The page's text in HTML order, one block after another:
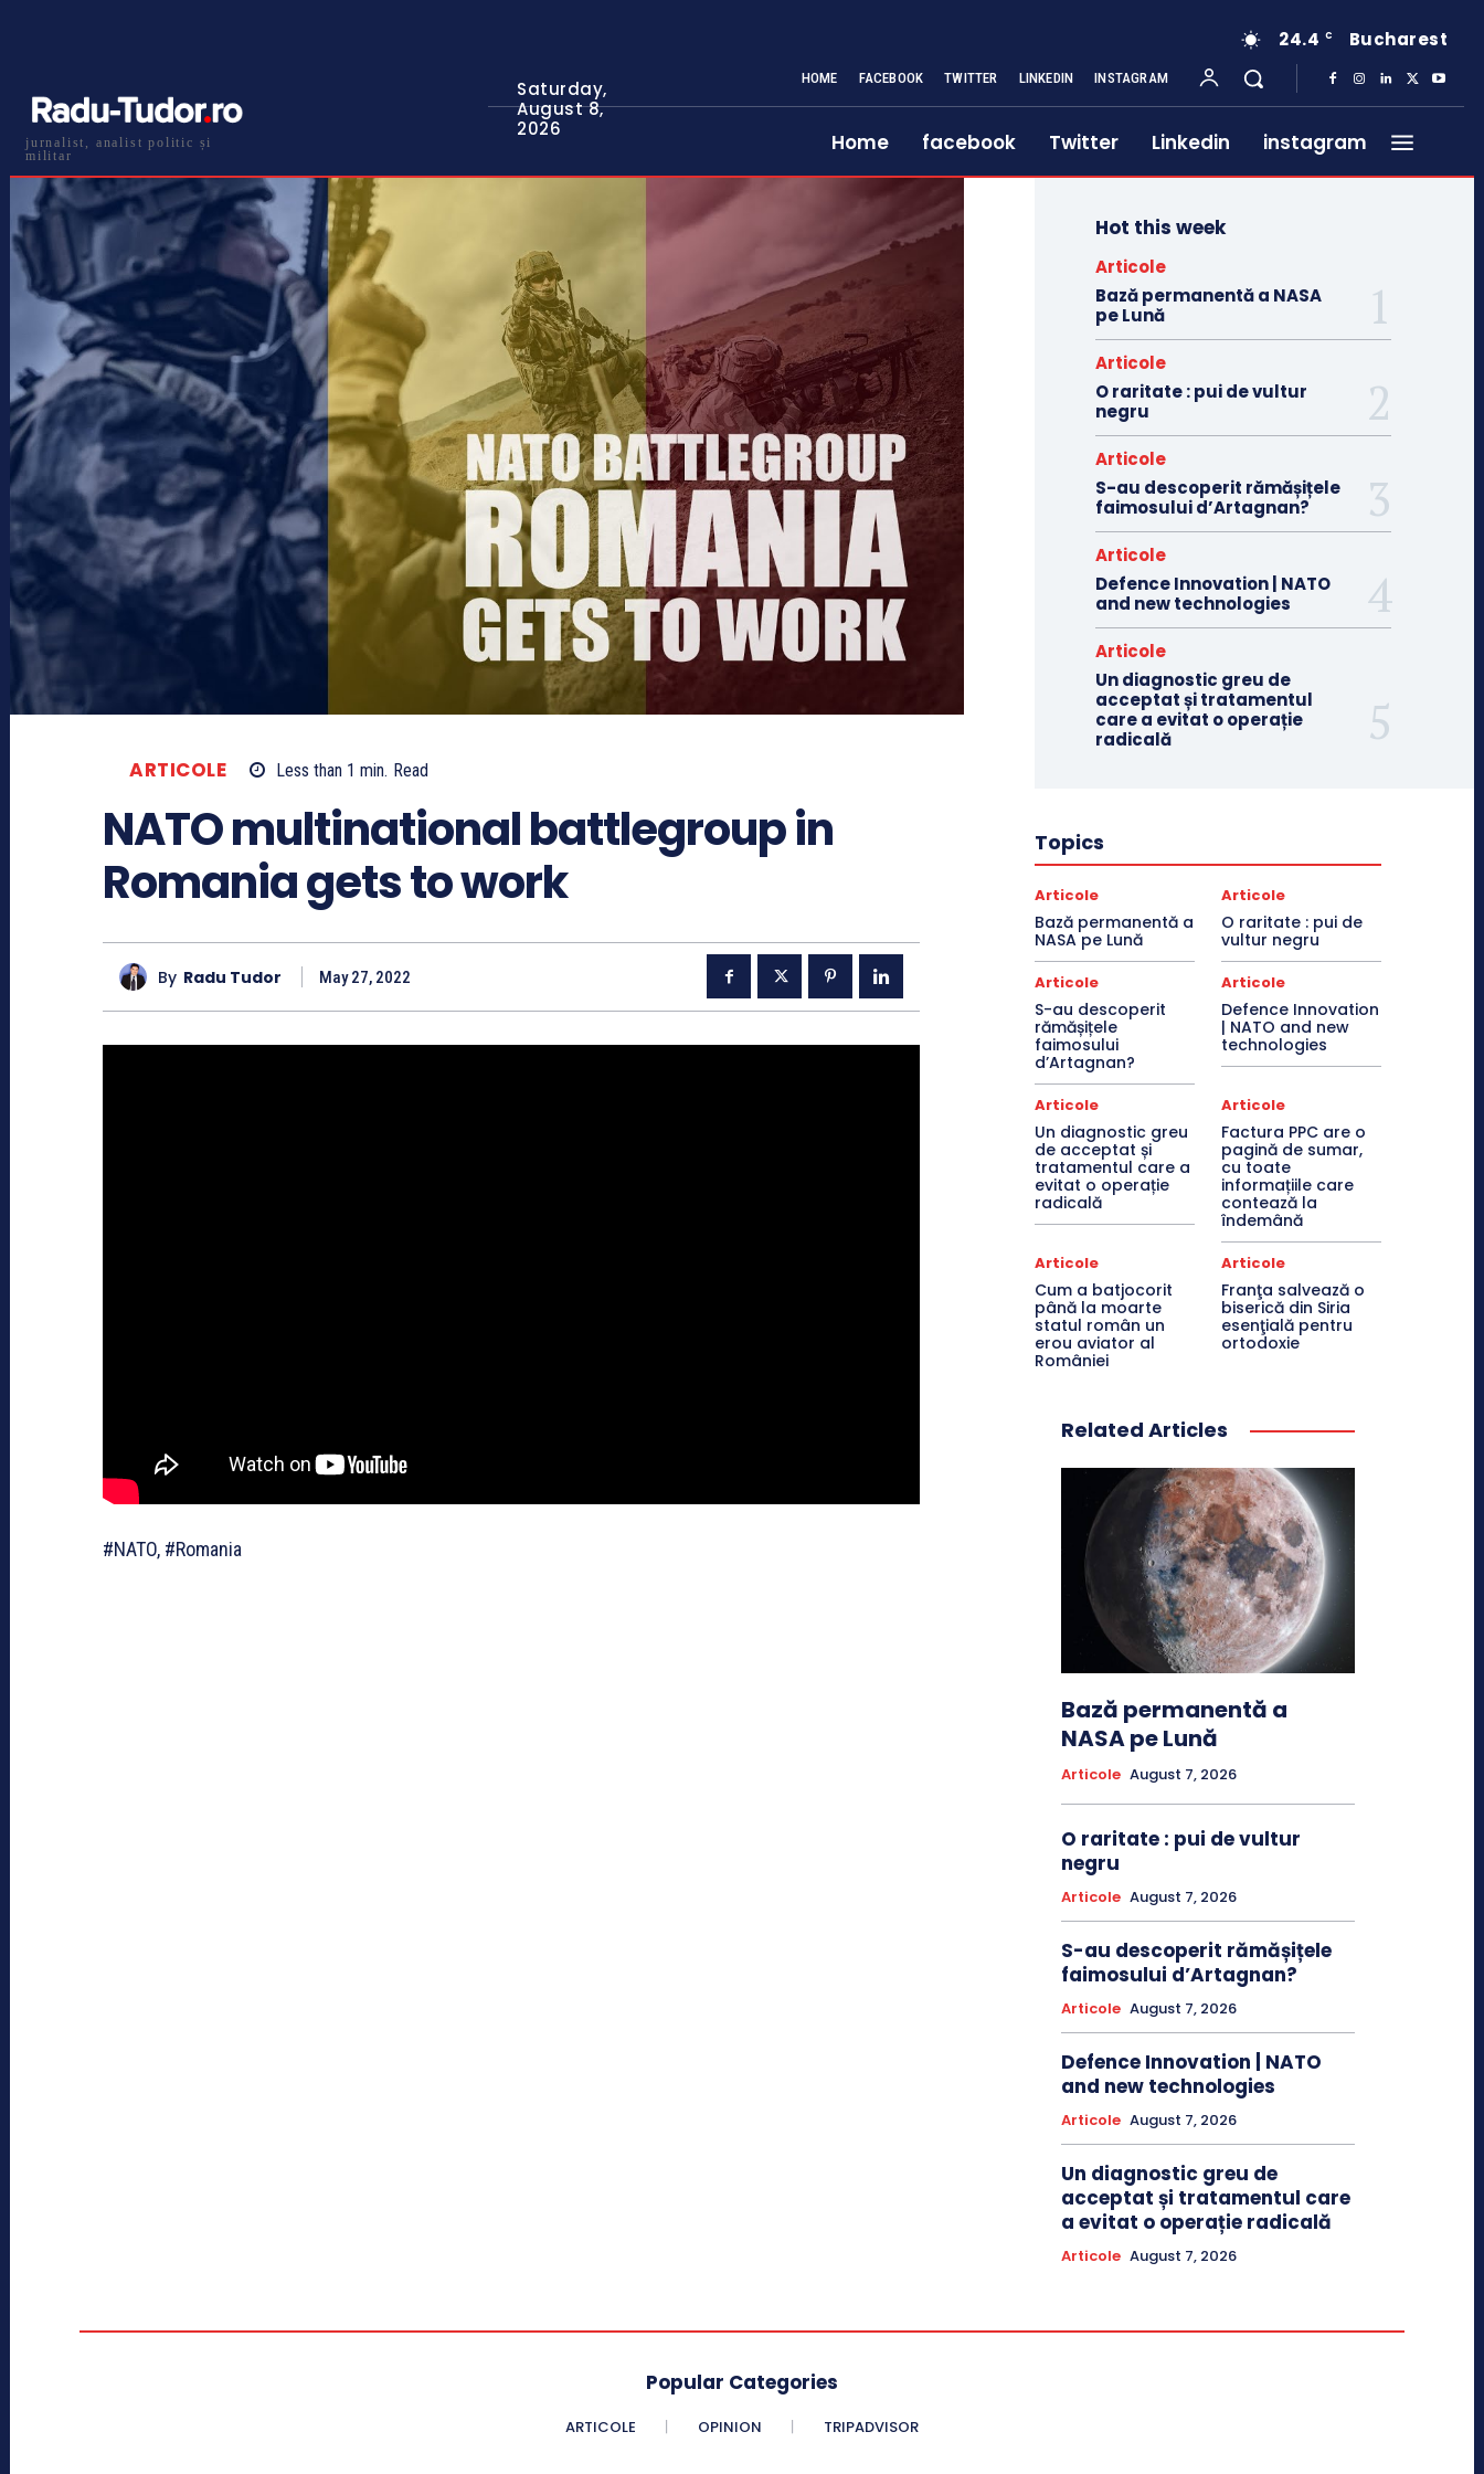
jurnalist, analist politic și
militar
Saturday,
August 8,
2026
24.4 C Bucharest
HOME FACEBOOK TWITTER LINKEDIN INSTAGRAM
Home facebook Twitter Linkedin instagram
ARTICOLE Less than 1 min. Read
NATO multinational battlegroup in
Romania gets to work
By Radu Tudor May 27, 2022
#NATO, #Romania
Hot this week
Articole
Bază permanentă a NASA
pe Lună
Articole
O raritate : pui de vultur
negru
Articole
S-au descoperit rămășițele
faimosului d’Artagnan?
Articole
Defence Innovation | NATO
and new technologies
Articole
Un diagnostic greu de
acceptat și tratamentul
care a evitat o operație
radicală
Topics
Articole
Bază permanentă a
NASA pe Lună
Articole
O raritate : pui de
vultur negru
Articole
S-au descoperit
rămășițele
faimosului
d’Artagnan?
Articole
Defence Innovation
| NATO and new
technologies
Articole
Un diagnostic greu
de acceptat și
tratamentul care a
evitat o operație
radicală
Articole
Factura PPC are o
pagină de sumar,
cu toate
informațiile care
contează la
îndemână
Articole
Cum a batjocorit
până la moarte
statul român un
erou aviator al
României
Articole
Franţa salvează o
biserică din Siria
esenţială pentru
ortodoxie
Related Articles
Bază permanentă a
NASA pe Lună
Articole August 7, 2026
O raritate : pui de vultur
negru
Articole August 7, 2026
S-au descoperit rămășițele
faimosului d’Artagnan?
Articole August 7, 2026
Defence Innovation | NATO
and new technologies
Articole August 7, 2026
Un diagnostic greu de
acceptat și tratamentul care
a evitat o operație radicală
Articole August 7, 2026
Popular Categories
ARTICOLE OPINION TRIPADVISOR